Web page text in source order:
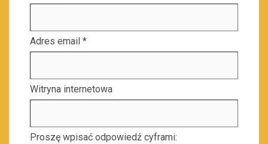
Adres email *
Witryna internetowa
Proszę wpisać odpowiedź cyframi: